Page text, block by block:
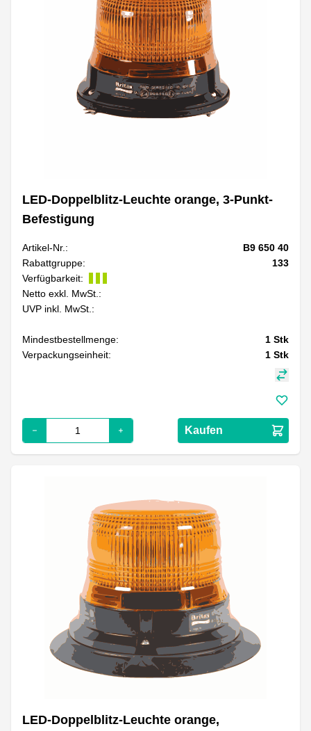
LED-Doppelblitz-Leuchte orange, 3-Punkt-
Befestigung
Artikel-Nr.:
B9 650 40
Rabattgruppe:
133
Verfügbarkeit:
Netto exkl. MwSt.:
UVP inkl. MwSt.:
Mindestbestellmenge: 1 Stk
Verpackungseinheit:
1 Stk
Kaufen
LED-Doppelblitz-Leuchte orange,